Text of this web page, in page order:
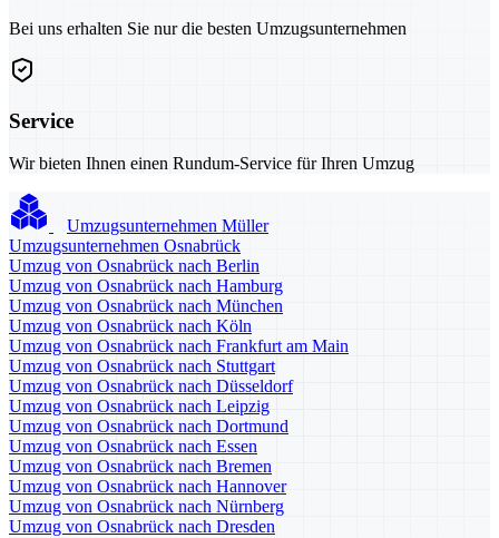
Bei uns erhalten Sie nur die besten Umzugsunternehmen
Service
Wir bieten Ihnen einen Rundum-Service für Ihren Umzug
Umzugsunternehmen Müller
Umzugsunternehmen Osnabrück
Umzug von Osnabrück nach Berlin
Umzug von Osnabrück nach Hamburg
Umzug von Osnabrück nach München
Umzug von Osnabrück nach Köln
Umzug von Osnabrück nach Frankfurt am Main
Umzug von Osnabrück nach Stuttgart
Umzug von Osnabrück nach Düsseldorf
Umzug von Osnabrück nach Leipzig
Umzug von Osnabrück nach Dortmund
Umzug von Osnabrück nach Essen
Umzug von Osnabrück nach Bremen
Umzug von Osnabrück nach Hannover
Umzug von Osnabrück nach Nürnberg
Umzug von Osnabrück nach Dresden